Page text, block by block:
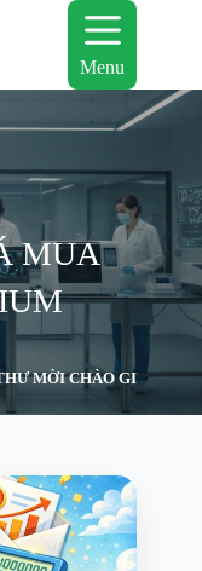
Menu
MUA
MỜI CHÀO GIÁ MUA